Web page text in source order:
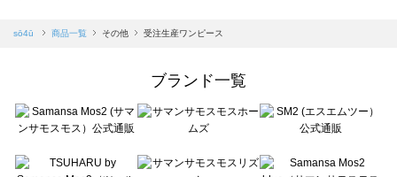
Samansa Mos2 blue（サマンサモスモス ブルー）の一覧
Te chichi（テチチ）の一覧
Te chichi CLASSIC（テチチ クラシック）の一覧
Lugnoncure（ルノンキュール）の一覧
sō4ū 商品一覧 その他 受注生産ワンピース
ブランド一覧